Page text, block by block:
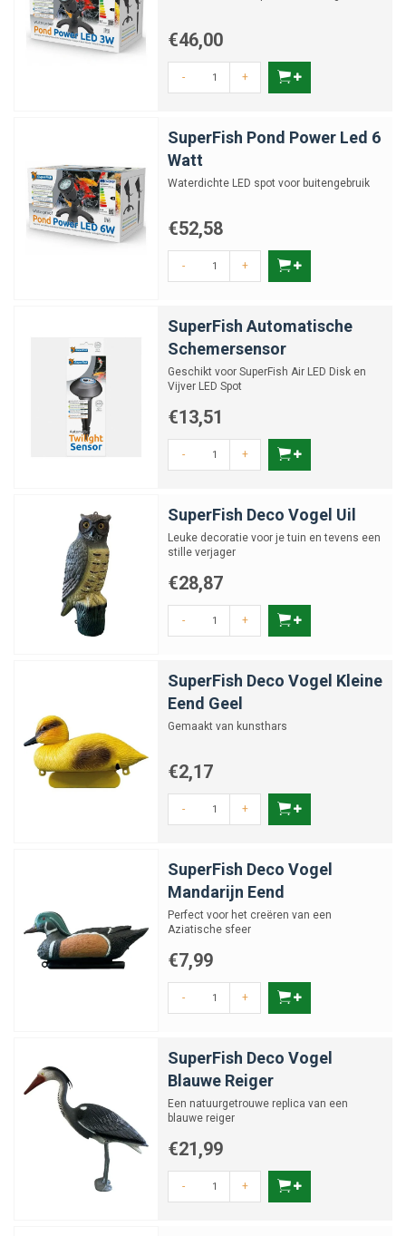
€46,00
- +
SuperFish Pond Power Led 6
Watt
Waterdichte LED spot voor buitengebruik
€52,58
- +
SuperFish Automatische
Schemersensor
Geschikt voor SuperFish Air LED Disk en
Vijver LED Spot
€13,51
- +
SuperFish Deco Vogel Uil
Leuke decoratie voor je tuin en tevens een
stille verjager
€28,87
- +
SuperFish Deco Vogel Kleine
Eend Geel
Gemaakt van kunsthars
€2,17
- +
SuperFish Deco Vogel
Mandarijn Eend
Perfect voor het creëren van een
Aziatische sfeer
€7,99
- +
SuperFish Deco Vogel
Blauwe Reiger
Een natuurgetrouwe replica van een
blauwe reiger
€21,99
- +